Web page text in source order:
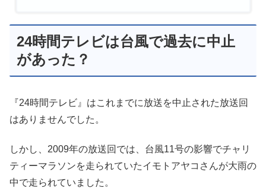
24時間テレビは台風で過去に中止
があった？
『24時間テレビ』はこれまでに放送を中止された放送回
はありませんでした。
しかし、2009年の放送回では、台風11号の影響でチャリ
ティーマラソンを走られていたイモトアヤコさんが大雨の
中で走られていました。